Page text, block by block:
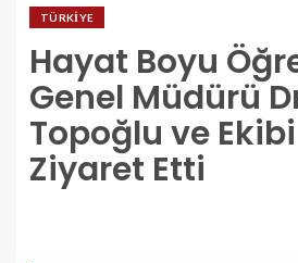
TÜRKIYE
Hayat Boyu
Genel Müdürü
Topoğlu ve
Ziyaret Etti
hayat-boyu-ogrenme-genel-